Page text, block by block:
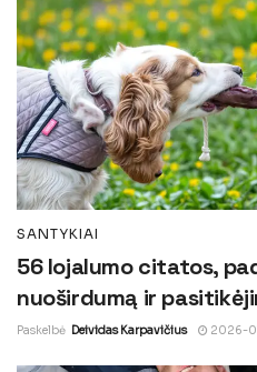
SANTYKIAI
56 lojalumo citatos,
nuoširdumą ir
Paskelbė Deividas Karpavičius 2026-